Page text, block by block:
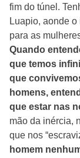
fim do túnel.
Luapio, aonde
para as
Quando
que temos
que
homens,
que estar nas
mão da inércia,
que nos
homem